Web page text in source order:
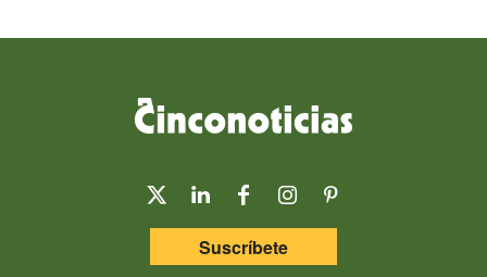
Suscríbete